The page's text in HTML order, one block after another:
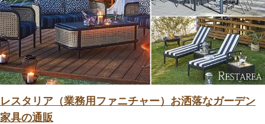
レスタリア（業務用ファニチャー）お洒落なガーデン
家具の通販